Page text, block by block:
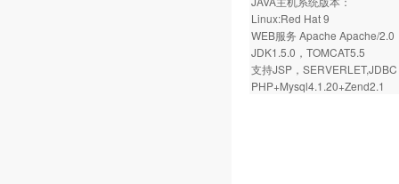
Linux:Red Hat 9
WEB服务 Apache Apache/2.0
JDK1.5.0，TOMCAT5.5
支持JSP，
PHP+Mysql4.1.20+Zend2.1